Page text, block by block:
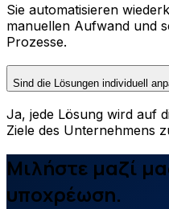
Sie automatisieren
manuellen Aufwand und
Prozesse.
Sind die Lösungen individuell
Ja, jede Lösung wird auf
Ziele des Unternehmens
Μιλήστε μαζί
υποχρέωση.